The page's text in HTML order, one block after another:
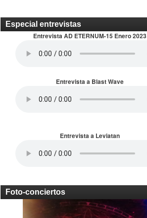
Especial entrevistas
Entrevista AD ETERNUM-15 Enero 2023
Entrevista a Blast Wave
Entrevista a Leviatan
Foto-conciertos